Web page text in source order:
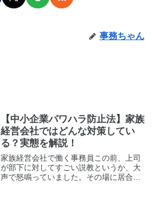
事務ちゃん
【中小企業パワハラ防止法】家族
経営会社ではどんな対策してい
る？実態を解説！
家族経営会社で働く事務員この前、上司
が部下に対してすごい説教というか、大
声で怒鳴っていました。その場に居合わ